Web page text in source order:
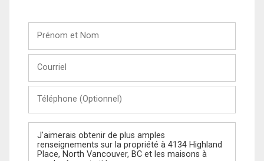
Nom
(Optionnel)
Message